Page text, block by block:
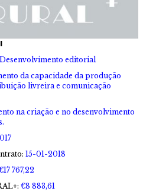
Desenvolvimento editorial
da capacidade da produção
livreira e comunicação
na criação e no desenvolvimento
15-01-2018
767,22
€8 883,61